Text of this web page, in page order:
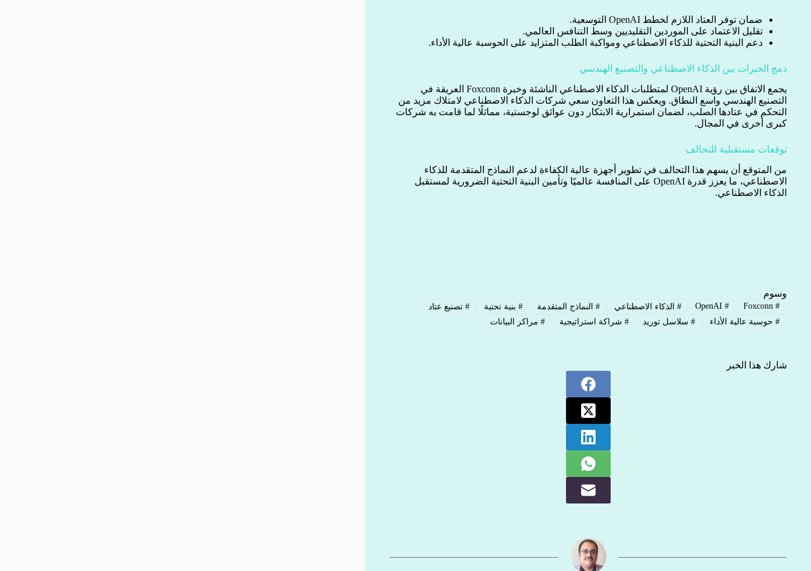
ضمان توفر العتاد اللازم لخطط OpenAI التوسعية.
تقليل الاعتماد على الموردين التقليديين وسط التنافس العالمي.
دعم البنية التحتية للذكاء الاصطناعي ومواكبة الطلب المتزايد على الحوسبة عالية الأداء.
دمج الخبرات بين الذكاء الاصطناعي والتصنيع الهندسي
يجمع الاتفاق بين رؤية OpenAI لمتطلبات الذكاء الاصطناعي الناشئة وخبرة Foxconn العريقة في
التصنيع الهندسي واسع النطاق. ويعكس هذا التعاون سعي شركات الذكاء الاصطناعي لامتلاك مزيد من
التحكم في عتادها الصلب، لضمان استمرارية الابتكار دون عوائق لوجستية، مماثلًا لما قامت به شركات
كبرى أخرى في المجال.
توقعات مستقبلية للتحالف
من المتوقع أن يسهم هذا التحالف في تطوير أجهزة عالية الكفاءة لدعم النماذج المتقدمة للذكاء
الاصطناعي، ما يعزز قدرة OpenAI على المنافسة عالميًا وتأمين البنية التحتية الضرورية لمستقبل
الذكاء الاصطناعي.
وسوم
#
Foxconn
#
OpenAI
# الذكاء الاصطناعي # النماذج المتقدمة # بنية تحتية #تصنيع عتاد
#حوسبة عالية الأداء #سلاسل توريد # شراكة استراتيجية # مراكز البيانات
شارك هذا الخبر